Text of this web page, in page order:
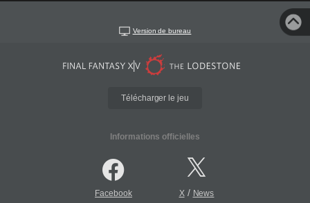
Version de bureau
Télécharger le jeu
Informations officielles
Facebook X/ News